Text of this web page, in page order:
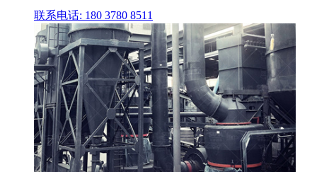
联系电话: 180 3780 8511